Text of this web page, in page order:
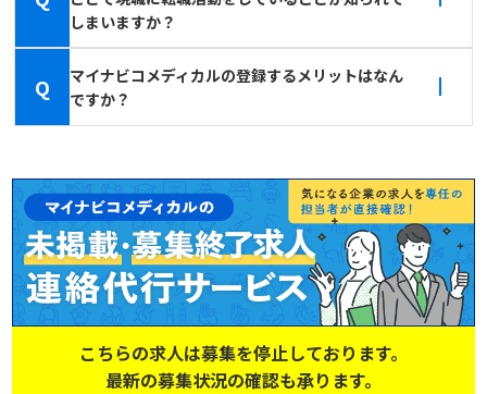
しまいますか？
Q
マイナビコメディカルの登録するメリットはなん
ですか？
こちらの求人は募集を停止しております。
最新の募集状況の確認も承ります。